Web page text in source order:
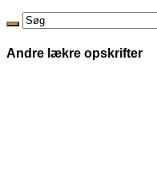
Andre lækre opskrifter